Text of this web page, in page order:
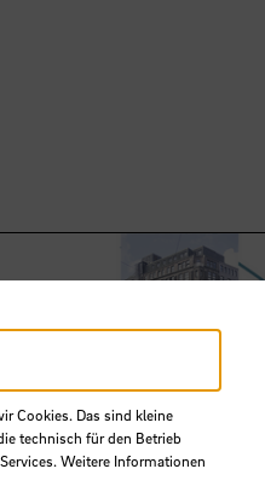
Cookies. Das sind kleine
technisch für den Betrieb
Weitere Informationen